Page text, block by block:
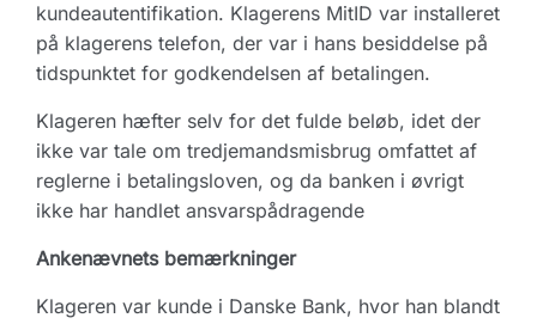
kundeautentifikation. Klagerens MitID var installeret
på klagerens telefon, der var i hans besiddelse på
tidspunktet for godkendelsen af betalingen.
Klageren hæfter selv for det fulde beløb, idet der
ikke var tale om tredjemandsmisbrug omfattet af
reglerne i betalingsloven, og da banken i øvrigt
ikke har handlet ansvarspådragende
Ankenævnets bemærkninger
Klageren var kunde i Danske Bank, hvor han blandt